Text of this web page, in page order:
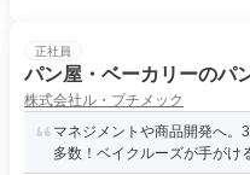
正社員
パン屋・ベーカリーのパ
株式会社ル・プチメック
マネジメントや商品開発へ。
多数！ベイクルーズが手がけ